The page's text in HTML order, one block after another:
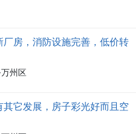
厂房，消防设施完善，低价转
州区
它发展，房子彩光好而且空